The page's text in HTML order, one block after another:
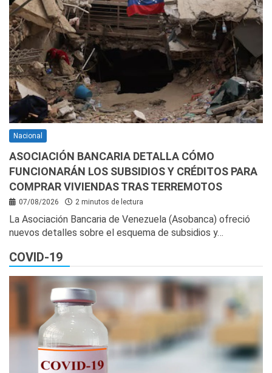
Nacional
ASOCIACIÓN BANCARIA DETALLA CÓMO
FUNCIONARÁN LOS SUBSIDIOS Y CRÉDITOS PARA
COMPRAR VIVIENDAS TRAS TERREMOTOS
07/08/2026 2 minutos de lectura
La Asociación Bancaria de Venezuela (Asobanca) ofreció
nuevos detalles sobre el esquema de subsidios y…
COVID-19